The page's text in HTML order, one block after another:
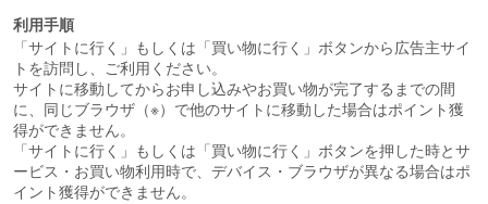
利用手順
「サイトに行く」もしくは「買い物に行く」ボタンから広告主サイ
トを訪問し、ご利用ください。
サイトに移動してからお申し込みやお買い物が完了するまでの間
に、同じブラウザ（※）で他のサイトに移動した場合はポイント獲
得ができません。
「サイトに行く」もしくは「買い物に行く」ボタンを押した時とサ
ービス・お買い物利用時で、デバイス・ブラウザが異なる場合はポ
イント獲得ができません。